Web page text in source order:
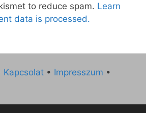
to reduce spam. Learn
data is processed.
Kapcsolat • Impresszum •